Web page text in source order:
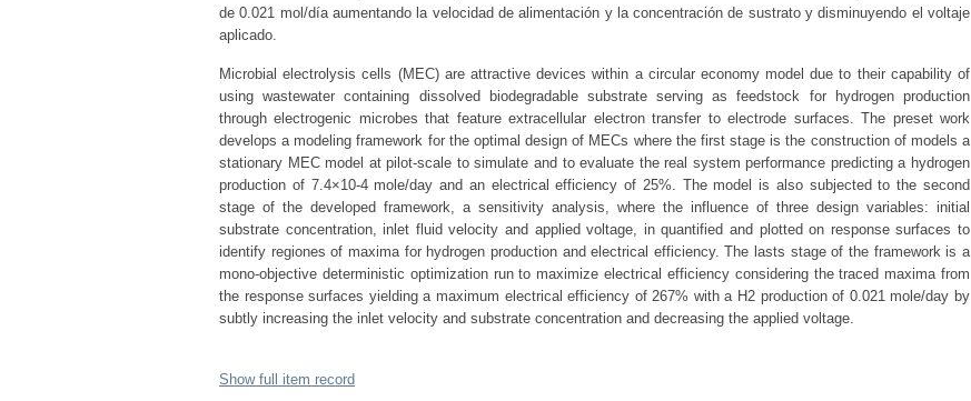
de 0.021 mol/día aumentando la velocidad de alimentación y la concentración de sustrato y disminuyendo el voltaje
aplicado.
Microbial electrolysis cells (MEC) are attractive devices within a circular economy model due to their capability of
using wastewater containing dissolved biodegradable substrate serving as feedstock for hydrogen production
through electrogenic microbes that feature extracellular electron transfer to electrode surfaces. The preset work
develops a modeling framework for the optimal design of MECs where the first stage is the construction of models a
stationary MEC model at pilot-scale to simulate and to evaluate the real system performance predicting a hydrogen
production of 7.4×10-4 mole/day and an electrical efficiency of 25%. The model is also subjected to the second
stage of the developed framework, a sensitivity analysis, where the influence of three design variables: initial
substrate concentration, inlet fluid velocity and applied voltage, in quantified and plotted on response surfaces to
identify regiones of maxima for hydrogen production and electrical efficiency. The lasts stage of the framework is a
mono-objective deterministic optimization run to maximize electrical efficiency considering the traced maxima from
the response surfaces yielding a maximum electrical efficiency of 267% with a H2 production of 0.021 mole/day by
subtly increasing the inlet velocity and substrate concentration and decreasing the applied voltage.
Show full item record